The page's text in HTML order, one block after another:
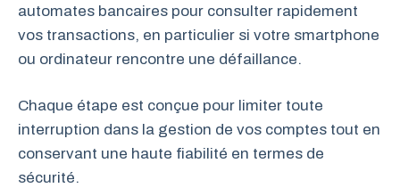
automates bancaires pour consulter rapidement
vos transactions, en particulier si votre smartphone
ou ordinateur rencontre une défaillance.
Chaque étape est conçue pour limiter toute
interruption dans la gestion de vos comptes tout en
conservant une haute fiabilité en termes de
sécurité.